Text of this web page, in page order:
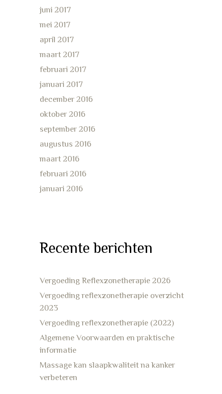
juni 2017
mei 2017
april 2017
maart 2017
februari 2017
januari 2017
december 2016
oktober 2016
september 2016
augustus 2016
maart 2016
februari 2016
januari 2016
Recente berichten
Vergoeding Reflexzonetherapie 2026
Vergoeding reflexzonetherapie overzicht
2023
Vergoeding reflexzonetherapie (2022)
Algemene Voorwaarden en praktische
informatie
Massage kan slaapkwaliteit na kanker
verbeteren